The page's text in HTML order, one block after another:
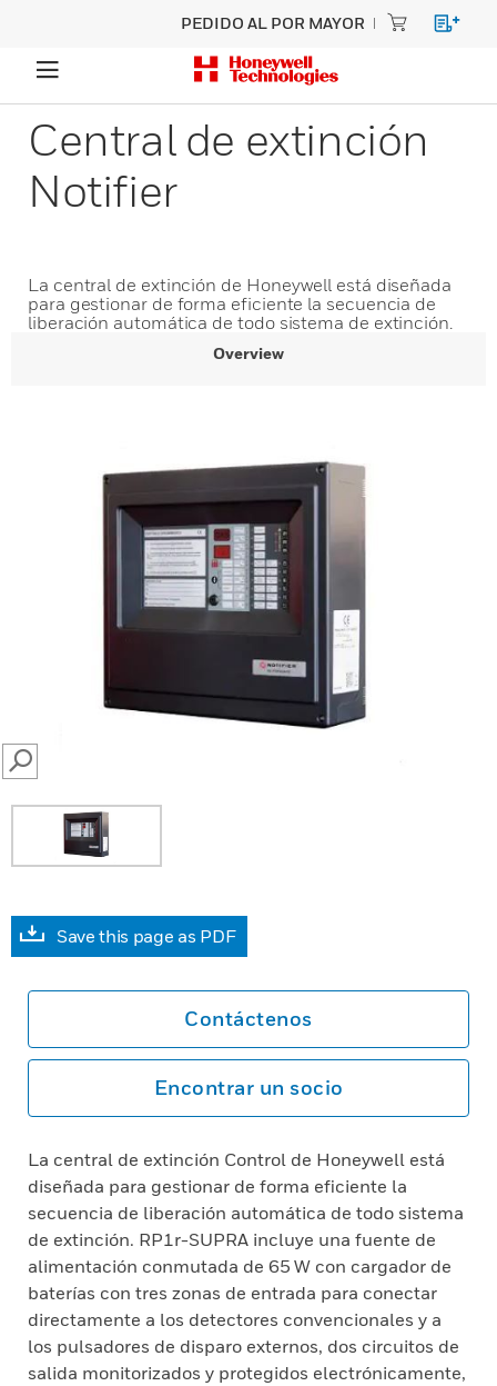
PEDIDO AL POR MAYOR
Central de extinción
Notifier
La central de extinción de Honeywell está diseñada
para gestionar de forma eficiente la secuencia de
liberación automática de todo sistema de extinción.
Overview
SEARCH
Save this page as PDF
Contáctenos
Encontrar un socio
La central de extinción Control de Honeywell está
diseñada para gestionar de forma eficiente la
secuencia de liberación automática de todo sistema
de extinción. RP1r-SUPRA incluye una fuente de
alimentación conmutada de 65 W con cargador de
baterías con tres zonas de entrada para conectar
directamente a los detectores convencionales y a
los pulsadores de disparo externos, dos circuitos de
salida monitorizados y protegidos electrónicamente,